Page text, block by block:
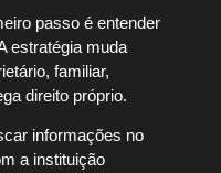
passo é entender
estratégia muda
familiar,
direito próprio.
informações no
a instituição